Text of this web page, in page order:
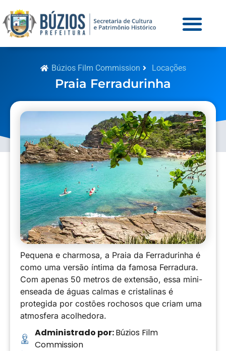
Búzios Film Commission Locações
Praia Ferradurinha
Pequena e charmosa, a Praia da Ferradurinha é
como uma versão íntima da famosa Ferradura.
Com apenas 50 metros de extensão, essa mini-
enseada de águas calmas e cristalinas é
protegida por costões rochosos que criam uma
atmosfera acolhedora.
Administrado por:Búzios Film
Commission